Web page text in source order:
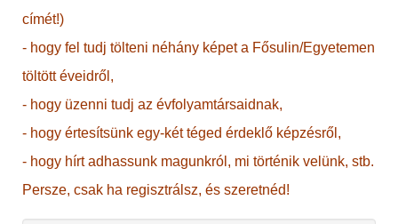
címét!)
- hogy fel tudj tölteni néhány képet a Fősulin/Egyetemen
töltött éveidről,
- hogy üzenni tudj az évfolyamtársaidnak,
- hogy értesítsünk egy-két téged érdeklő képzésről,
- hogy hírt adhassunk magunkról, mi történik velünk, stb.
Persze, csak ha regisztrálsz, és szeretnéd!